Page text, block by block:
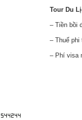
Tour Du
– Tiền bồi
– Thuế
– Phí visa